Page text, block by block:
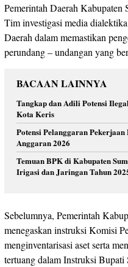
Pemerintah Daerah Kabupaten
Tim investigasi media
Daerah dalam memastikan
perundang – undangan yang
BACAAN LAINNYA
Tangkap dan Adili Potensi
Kota Keris
Potensi Pelanggaran Pekerjaan
Anggaran 2026
Temuan BPK di Kabupaten
Irigasi dan Jaringan Tahun
Sebelumnya, Pemerintah
menegaskan instruksi Komisi
menginventarisasi aset serta
tertuang dalam Instruksi